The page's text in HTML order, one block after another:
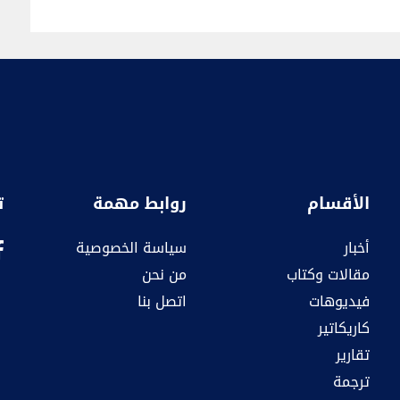
الأقسام
أخبار
مقالات وكتاب
فيديوهات
كاريكاتير
تقارير
ترجمة
روابط مهمة
سياسة الخصوصية
من نحن
اتصل بنا